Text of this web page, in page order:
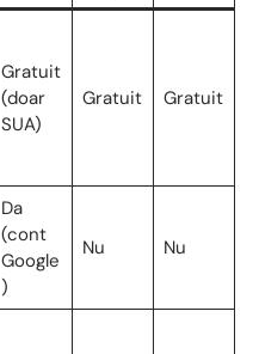
Gratuit
(doar
SUA)
Gratuit Gratuit
Da
(cont
Google
)
Nu Nu